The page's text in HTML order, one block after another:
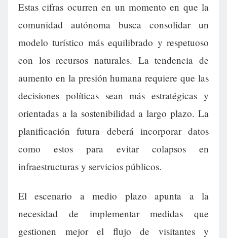
Estas cifras ocurren en un momento en que la
comunidad autónoma busca consolidar un
modelo turístico más equilibrado y respetuoso
con los recursos naturales. La tendencia de
aumento en la presión humana requiere que las
decisiones políticas sean más estratégicas y
orientadas a la sostenibilidad a largo plazo. La
planificación futura deberá incorporar datos
como estos para evitar colapsos en
infraestructuras y servicios públicos.
El escenario a medio plazo apunta a la
necesidad de implementar medidas que
gestionen mejor el flujo de visitantes y